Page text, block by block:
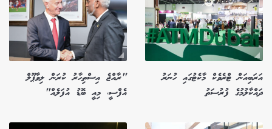
އަރަބިއަން ޓްރެވެކް މާކެޓުގައި ހުނަރު
ދައްކާލުމުގެ ފުރުސަތު
"ރާއްޖެ އިސްތިހާރު ކުރަން ލިވާޕޫލް
އެފްސީ، މިއީ ބޮޑު އުފަލެއް"